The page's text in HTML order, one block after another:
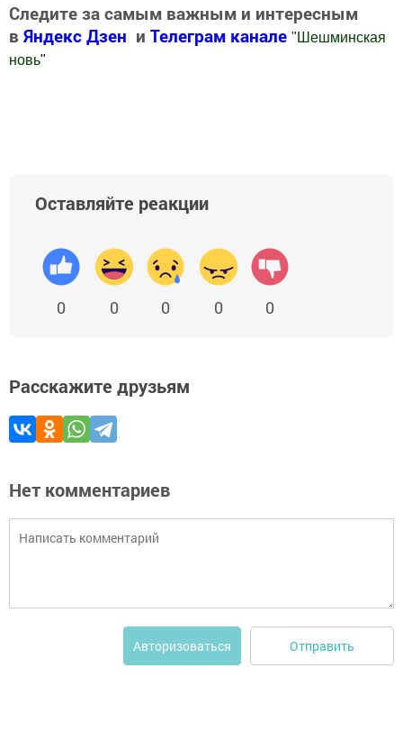
Следите за самым важным и интересным
в Яндекс Дзен и Телеграм канале " Шешминская
новь"
Оставляйте реакции
0 0 0 0 0
Расскажите друзьям
Нет комментариев
Авторизоваться Отправить